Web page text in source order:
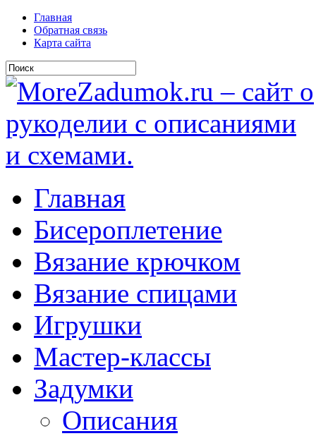
Главная
Обратная связь
Карта сайта
Главная
Бисероплетение
Вязание крючком
Вязание спицами
Игрушки
Мастер-классы
Задумки
Описания